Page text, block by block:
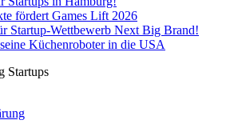
fördert Games Lift 2026
Startup-Wettbewerb Next Big Brand!
Küchenroboter in die USA
Startups